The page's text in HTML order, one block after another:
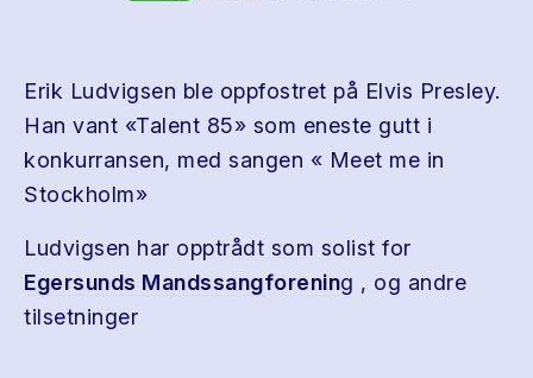
Erik Ludvigsen ble oppfostret på Elvis Presley.
Han vant «Talent 85» som eneste gutt i
konkurransen, med sangen « Meet me in
Stockholm»
Ludvigsen har opptrådt som solist for
Egersunds Mandssangforening , og andre
tilsetninger